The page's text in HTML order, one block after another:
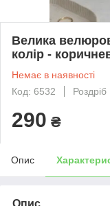
Велика
колір -
Немає в наявності
Код: 6532
Роздріб
290 ₴
Опис
Опис